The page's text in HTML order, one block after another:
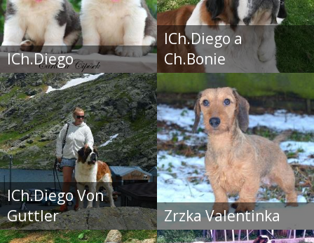
ICh.Diego
ICh.Diego a
Ch.Bonie
ICh.Diego Von
Guttler
Zrzka Valentinka